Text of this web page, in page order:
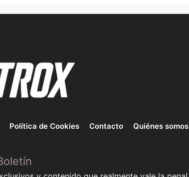
Política de Cookies Contacto Quiénes somos